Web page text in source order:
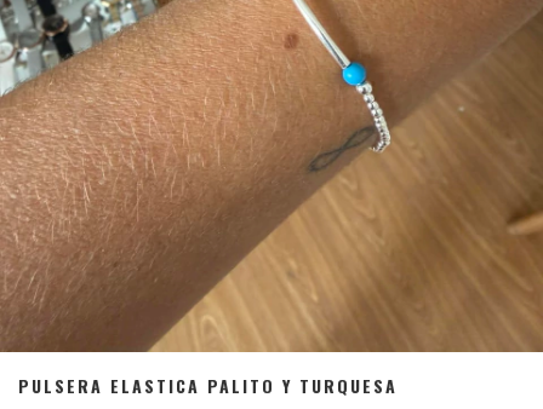
PULSERA ELASTICA PALITO Y TURQUESA